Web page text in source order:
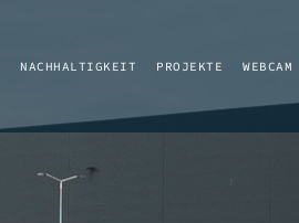
NACHHALTIGKEIT PROJEKTE WEBCAM